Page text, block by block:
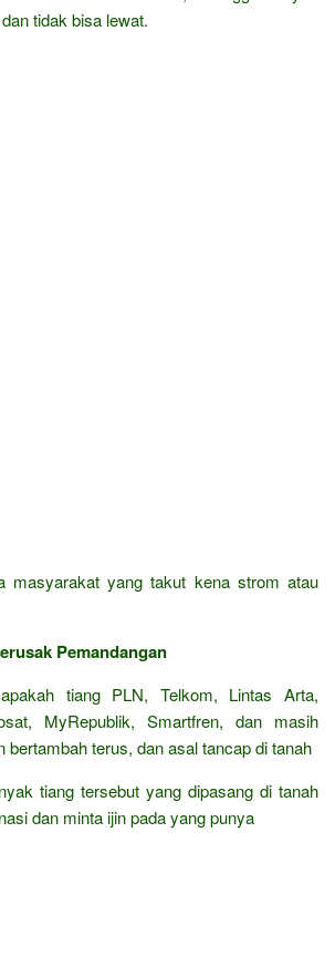
tidak bisa lewat.
masyarakat yang takut kena strom atau
Pemandangan
tiang PLN, Telkom, Lintas Arta,
MyRepublik, Smartfren, dan masih
bertambah terus, dan asal tancap di tanah
tiang tersebut yang dipasang di tanah
dan minta ijin pada yang punya